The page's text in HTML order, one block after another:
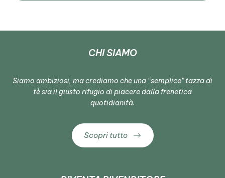
CHI SIAMO
Siamo ambiziosi, ma crediamo che una “semplice” tazza di
tè sia il giusto rifugio di piacere dalla frenetica
quotidianità.
Scopri tutto